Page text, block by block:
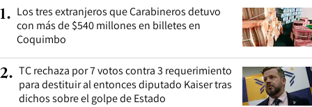
1. Los tres extranjeros que Carabineros detuvo
con más de $540 millones en billetes en
Coquimbo
2. TC rechaza por 7 votos contra 3 requerimiento
para destituir al entonces diputado Kaiser tras
dichos sobre el golpe de Estado